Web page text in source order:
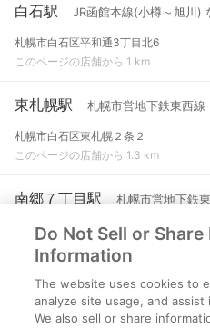
白石駅 JR函館本線(小樽～旭川)
札幌市白石区平和通3丁目北6
このページの店舗から 1 km
東札幌駅 札幌市営地下鉄東西線
札幌市白石区東札幌２条２
このページの店舗から 1.3 km
南郷７丁目駅 札幌市営地下鉄
札幌市白石区南郷通７
このページの店舗から 1.8 km
菊水駅 札幌市営地下鉄東西線
札幌市白石区菊水２条２
Do Not Sell or
Information
The website uses cookies to
analyze site usage, and
We also sell or share